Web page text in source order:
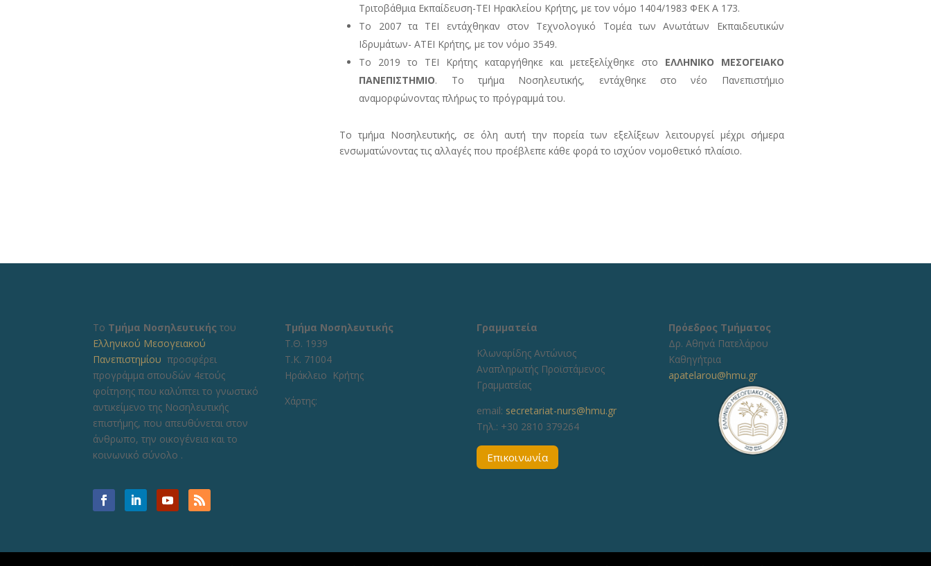
Τριτοβάθμια Εκπαίδευση-ΤΕΙ Ηρακλείου Κρήτης, με τον νόμο 1404/1983 ΦΕΚ Α 173.
Το 2007 τα ΤΕΙ εντάχθηκαν στον Τεχνολογικό Τομέα των Ανωτάτων Εκπαιδευτικών
Ιδρυμάτων- ΑΤΕΙ Κρήτης, με τον νόμο 3549.
To 2019 το ΤΕΙ Κρήτης καταργήθηκε και μετεξελίχθηκε στο ΕΛΛΗΝΙΚΟ ΜΕΣΟΓΕΙΑΚΟ
ΠΑΝΕΠΙΣΤΗΜΙΟ. Το τμήμα Νοσηλευτικής, εντάχθηκε στο νέο Πανεπιστήμιο
αναμορφώνοντας πλήρως το πρόγραμμά του.
Το τμήμα Νοσηλευτικής, σε όλη αυτή την πορεία των εξελίξεων λειτουργεί μέχρι σήμερα
ενσωματώνοντας τις αλλαγές που προέβλεπε κάθε φορά το ισχύον νομοθετικό πλαίσιο.
Το Τμήμα Νοσηλευτικήςτου
Ελληνικού Μεσογειακού
Πανεπιστημίου προσφέρει
προγράμμα σπουδών 4ετούς
φοίτησης που καλύπτει το γνωστικό
αντικείμενο της Νοσηλευτικής
επιστήμης, που απευθύνεται στον
άνθρωπο, την οικογένεια και το
κοινωνικό σύνολο .
Τμήμα Νοσηλευτικής
Τ.Θ. 1939
Τ.Κ. 71004
Ηράκλειο Κρήτης
Χάρτης:
Γραμματεία
Κλωναρίδης Αντώνιος
Αναπληρωτής Προϊστάμενος
Γραμματείας
email: secretariat-nurs@hmu.gr
Τηλ.: +30 2810 379264
Επικοινωνία
Πρόεδρος Τμήματος
Δρ. Αθηνά Πατελάρου
Καθηγήτρια
apatelarou@hmu.gr